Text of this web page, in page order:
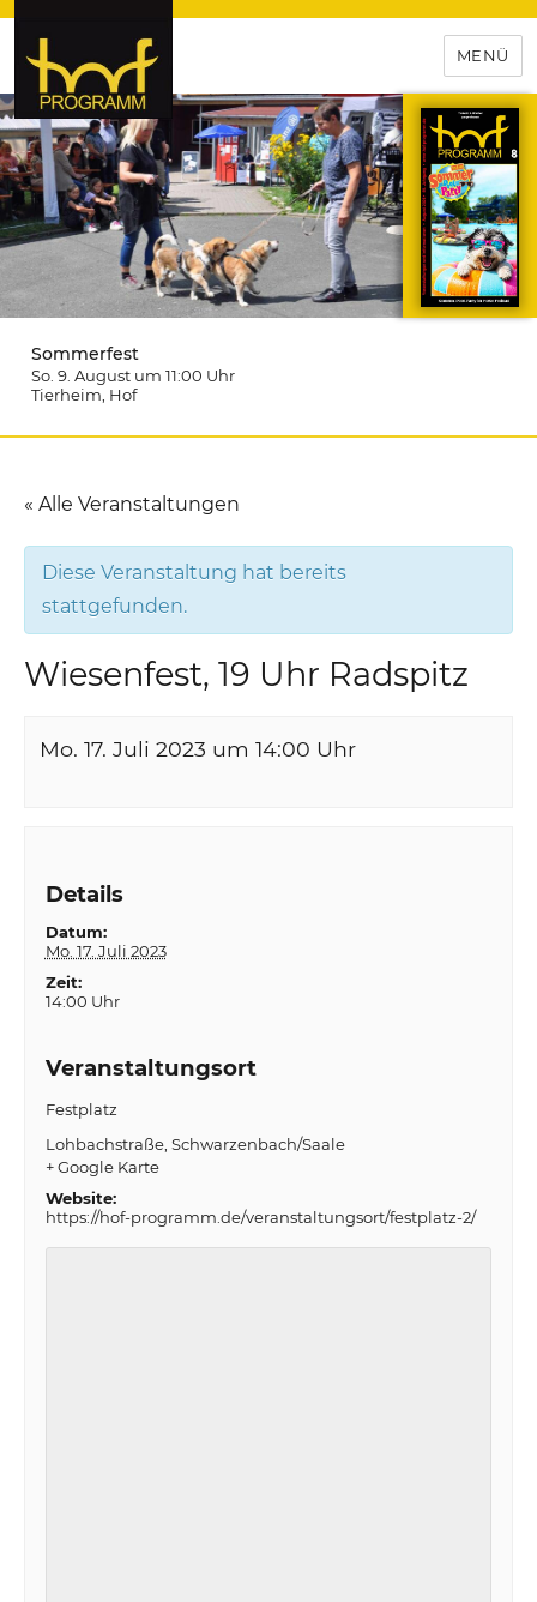
hof-programm – das
Veranstaltungsportal für
Hochfranken
MENÜ
Sommerfest
So. 9. August um 11:00 Uhr
Tierheim , Hof
« Alle Veranstaltungen
Diese Veranstaltung hat bereits
stattgefunden.
Wiesenfest, 19 Uhr Radspitz
Mo. 17. Juli 2023 um 14:00 Uhr
Details
Datum:
Mo. 17. Juli 2023
Zeit:
14:00 Uhr
Veranstaltungsort
Festplatz
Lohbachstraße Schwarzenbach/Saale
+ Google Karte
Website:
https://hof-programm.de/veranstaltungsort/festplatz-2/